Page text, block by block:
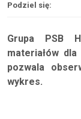
Podziel się:
Grupa PSB
materiałów
pozwala
wykres.